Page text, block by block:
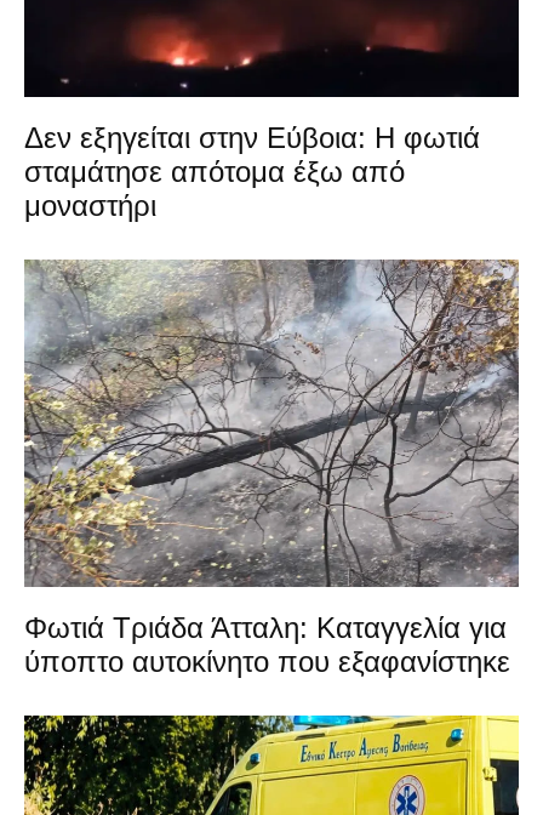
Δεν εξηγείται στην Εύβοια: Η φωτιά
σταμάτησε απότομα έξω από
μοναστήρι
Φωτιά Τριάδα Άτταλη: Καταγγελία για
ύποπτο αυτοκίνητο που εξαφανίστηκε